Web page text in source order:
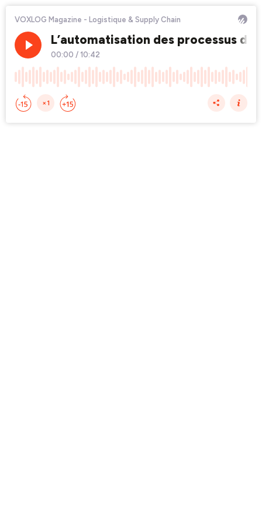
VOXLOG Magazine - Logistique & Supply Chain
L’automatisation des processus
00:00 / 10:42
×1